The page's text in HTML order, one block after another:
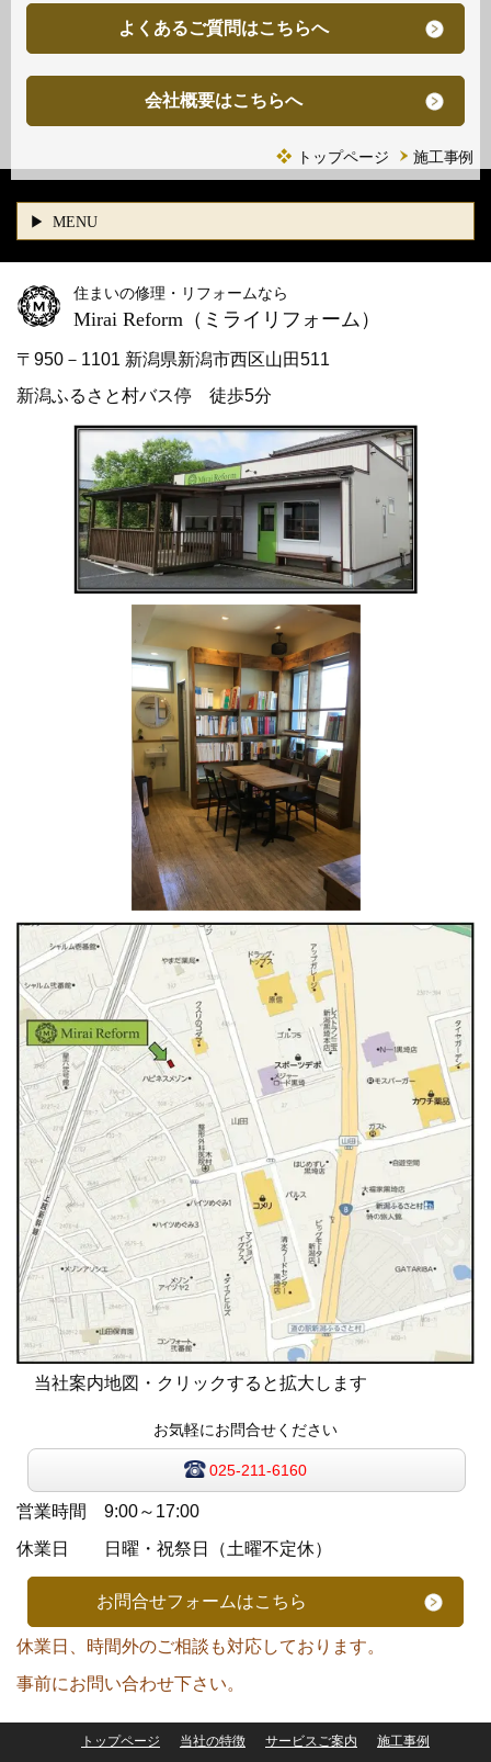
よくあるご質問はこちらへ
会社概要はこちらへ
トップページ 施工事例
MENU
住まいの修理・リフォームなら
Mirai Reform （ミライリフォーム）
〒950－1101 新潟県新潟市西区山田511
新潟ふるさと村バス停 徒歩5分
当社案内地図・クリックすると拡大します
お気軽にお問合せください
025-211-6160
営業時間 9:00～17:00
休業日 日曜・祝祭日（土曜不定休）
お問合せフォームはこちら
休業日、時間外のご相談も対応しております。
事前にお問い合わせ下さい。
トップページ 当社の特徴 サービスご案内
施工事例